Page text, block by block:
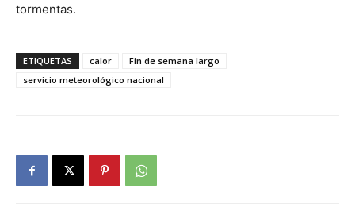
tormentas.
ETIQUETAS calor
Fin de semana largo
servicio meteorológico nacional